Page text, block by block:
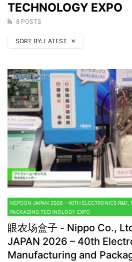
TECHNOLOGY EXPO
8 POSTS
SORT BY: LATEST
NEPCON JAPAN 2026 – 40TH ELECTRONICS R&D,
PACKAGING TECHNOLOGY EXPO
眼农场盒子 - Nippo Co.,
JAPAN 2026 – 40th
Manufacturing and